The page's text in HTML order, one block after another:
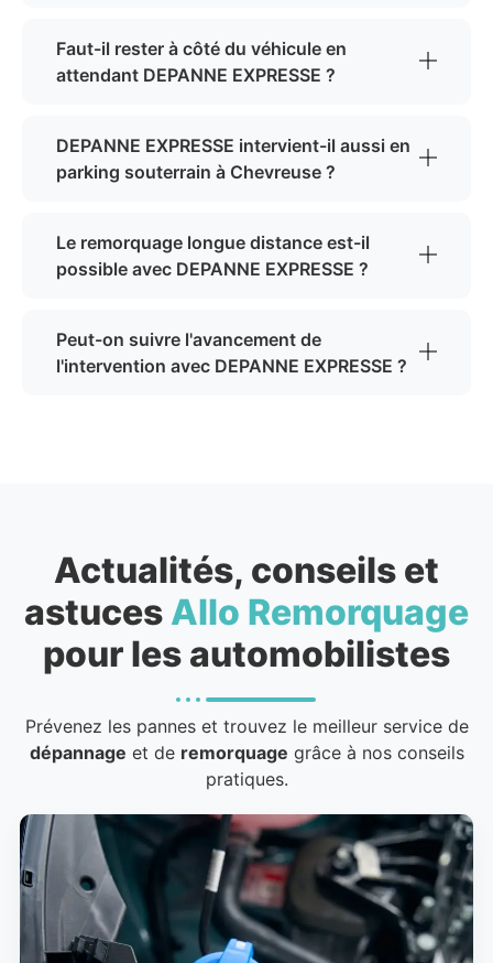
Faut-il rester à côté du véhicule en
attendant DEPANNE EXPRESSE ?
DEPANNE EXPRESSE intervient-il aussi en
parking souterrain à Chevreuse ?
Le remorquage longue distance est-il
possible avec DEPANNE EXPRESSE ?
Peut-on suivre l'avancement de
l'intervention avec DEPANNE EXPRESSE ?
Actualités, conseils et
astuces Allo Remorquage
pour les automobilistes
Prévenez les pannes et trouvez le meilleur service de
dépannage et de remorquage grâce à nos conseils
pratiques.